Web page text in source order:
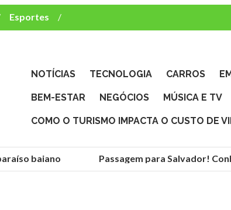
Esportes
NOTÍCIAS TECNOLOGIA CARROS
BEM-ESTAR NEGÓCIOS MÚSICA E TV
COMO O TURISMO IMPACTA O CUSTO DE
baiano Passagem para Salvador!